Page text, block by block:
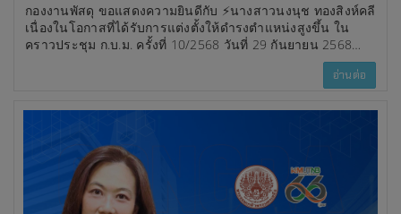
กองงานพัสดุ ขอแสดงความยินดีกับ ⚡️นางสาวนงนุช ทองสิงห์คลี
เนื่องในโอกาสที่ได้รับการแต่งตั้งให้ดำรงตำแหน่งสูงขึ้น ใน
คราวประชุม ก.บ.ม. ครั้งที่ 10/2568 วันที่ 29 กันยายน 2568
อ่านต่อ